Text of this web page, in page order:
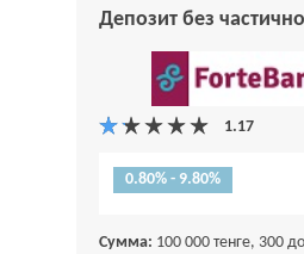
Депозит без
0.80% - 9.80%
Сумма: 100 000 тенге, 300